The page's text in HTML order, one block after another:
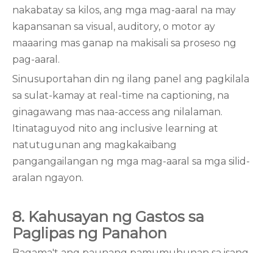
nakabatay sa kilos, ang mga mag-aaral na may
kapansanan sa visual, auditory, o motor ay
maaaring mas ganap na makisali sa proseso ng
pag-aaral.
Sinusuportahan din ng ilang panel ang pagkilala
sa sulat-kamay at real-time na captioning, na
ginagawang mas naa-access ang nilalaman.
Itinataguyod nito ang inclusive learning at
natutugunan ang magkakaibang
pangangailangan ng mga mag-aaral sa mga silid-
aralan ngayon.
8. Kahusayan ng Gastos sa
Paglipas ng Panahon